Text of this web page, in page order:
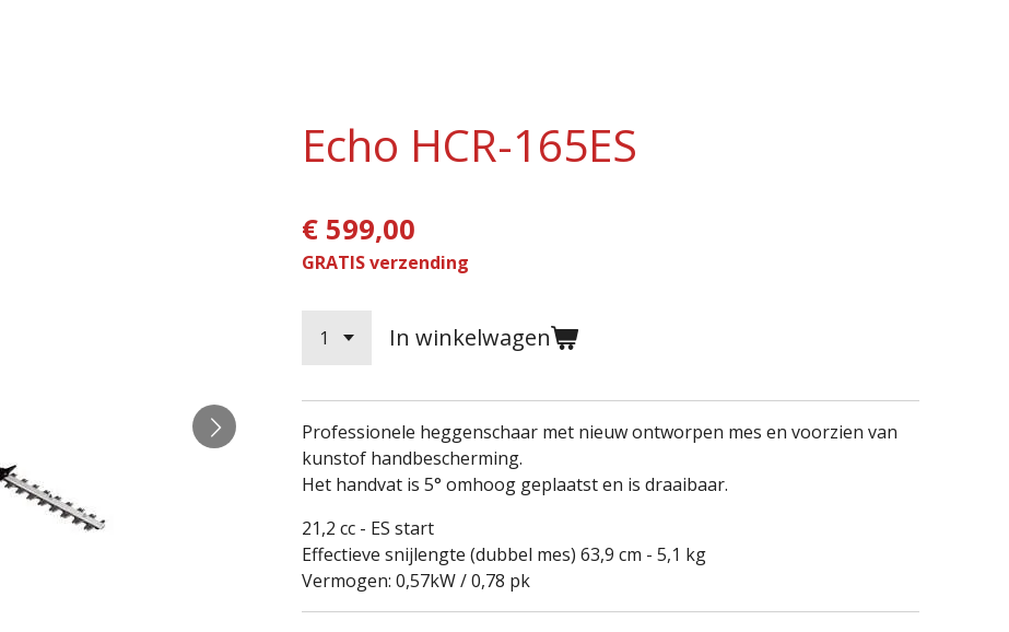
Echo HCR-165ES
€ 599,00
GRATIS verzending
In winkelwagen
Professionele heggenschaar met nieuw ontworpen mes en voorzien van
kunstof handbescherming.
Het handvat is 5° omhoog geplaatst en is draaibaar.
21,2 cc - ES start
Effectieve snijlengte (dubbel mes) 63,9 cm - 5,1 kg
Vermogen: 0,57kW / 0,78 pk